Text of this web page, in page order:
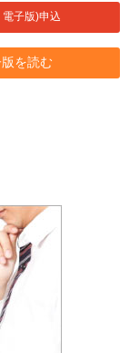
子版)申込
を読む